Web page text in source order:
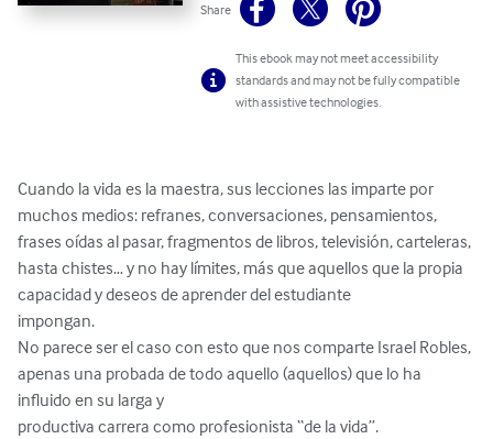
Share
This ebook may not meet accessibility
standards and may not be fully compatible
with assistive technologies.
Cuando la vida es la maestra, sus lecciones las imparte por
muchos medios: refranes, conversaciones, pensamientos,
frases oídas al pasar, fragmentos de libros, televisión, carteleras,
hasta chistes… y no hay límites, más que aquellos que la propia
capacidad y deseos de aprender del estudiante
impongan.
No parece ser el caso con esto que nos comparte Israel Robles,
apenas una probada de todo aquello (aquellos) que lo ha
influido en su larga y
productiva carrera como profesionista “de la vida”.